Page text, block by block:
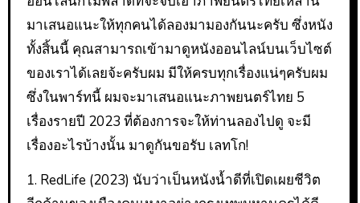
มาเสนอแนะให้ทุกคนได้ลองมามองกันนะครับ ซึ่งหนัง
ทั้งสิ้นนี้ คุณสามารถเข้ามาดูหนังออนไลน์บนเว็บไซต์
ของเราได้เลยจ้ะครับผม มีให้ครบทุกเรื่องแน่ๆครับผม
ซึ่งในพาร์ทนี้ ผมจะมาเสนอแนะภาพยนตร์ไทย 5
เรื่องรายปี 2023 ที่ต้องการจะให้ท่านลองไปดู จะมี
เรื่องอะไรบ้างนั้น มาดูกันขอรับ เลทโก!
1. RedLife (2023) นับว่าเป็นหนังน้ำดีที่เปิดเผยชีวิต